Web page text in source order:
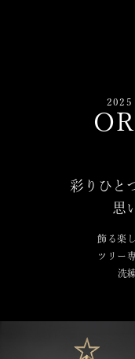
彩りひと
思
飾る楽
ツリー
洗